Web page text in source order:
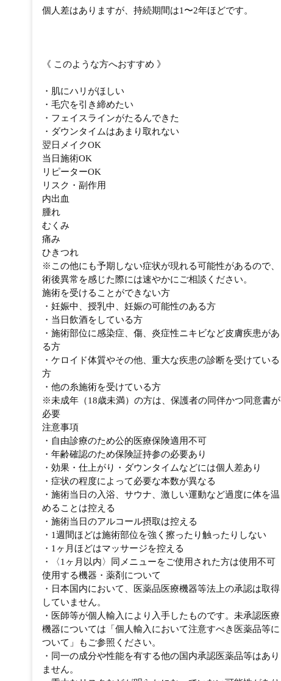
個人差はありますが、持続期間は1〜2年ほどです。
《 このような方へおすすめ 》
・肌にハリがほしい
・毛穴を引き締めたい
・フェイスラインがたるんできた
・ダウンタイムはあまり取れない
翌日メイクOK
当日施術OK
リピーターOK
リスク・副作用
内出血
腫れ
むくみ
痛み
ひきつれ
※この他にも予期しない症状が現れる可能性があるので、
術後異常を感じた際には速やかにご相談ください。
施術を受けることができない方
・妊娠中、授乳中、妊娠の可能性のある方
・当日飲酒をしている方
・施術部位に感染症、傷、炎症性ニキビなど皮膚疾患があ
る方
・ケロイド体質やその他、重大な疾患の診断を受けている
方
・他の糸施術を受けている方
※未成年（18歳未満）の方は、保護者の同伴かつ同意書が
必要
注意事項
・自由診療のため公的医療保険適用不可
・年齢確認のため保険証持参の必要あり
・効果・仕上がり・ダウンタイムなどには個人差あり
・症状の程度によって必要な本数が異なる
・施術当日の入浴、サウナ、激しい運動など過度に体を温
めることは控える
・施術当日のアルコール摂取は控える
・1週間ほどは施術部位を強く擦ったり触ったりしない
・1ヶ月ほどはマッサージを控える
・〈1ヶ月以内〉同メニューをご使用された方は使用不可
使用する機器・薬剤について
・日本国内において、医薬品医療機器等法上の承認は取得
していません。
・医師等が個人輸入により入手したものです。未承認医療
機器については「個人輸入において注意すべき医薬品等に
ついて」もご参照ください。
・同一の成分や性能を有する他の国内承認医薬品等はあり
ません。